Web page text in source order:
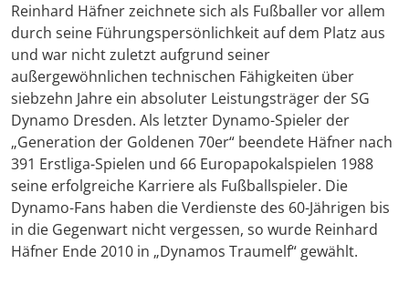
Reinhard Häfner zeichnete sich als Fußballer vor allem
durch seine Führungspersönlichkeit auf dem Platz aus
und war nicht zuletzt aufgrund seiner
außergewöhnlichen technischen Fähigkeiten über
siebzehn Jahre ein absoluter Leistungsträger der SG
Dynamo Dresden. Als letzter Dynamo-Spieler der
„Generation der Goldenen 70er“ beendete Häfner nach
391 Erstliga-Spielen und 66 Europapokalspielen 1988
seine erfolgreiche Karriere als Fußballspieler. Die
Dynamo-Fans haben die Verdienste des 60-Jährigen bis
in die Gegenwart nicht vergessen, so wurde Reinhard
Häfner Ende 2010 in „Dynamos Traumelf“ gewählt.